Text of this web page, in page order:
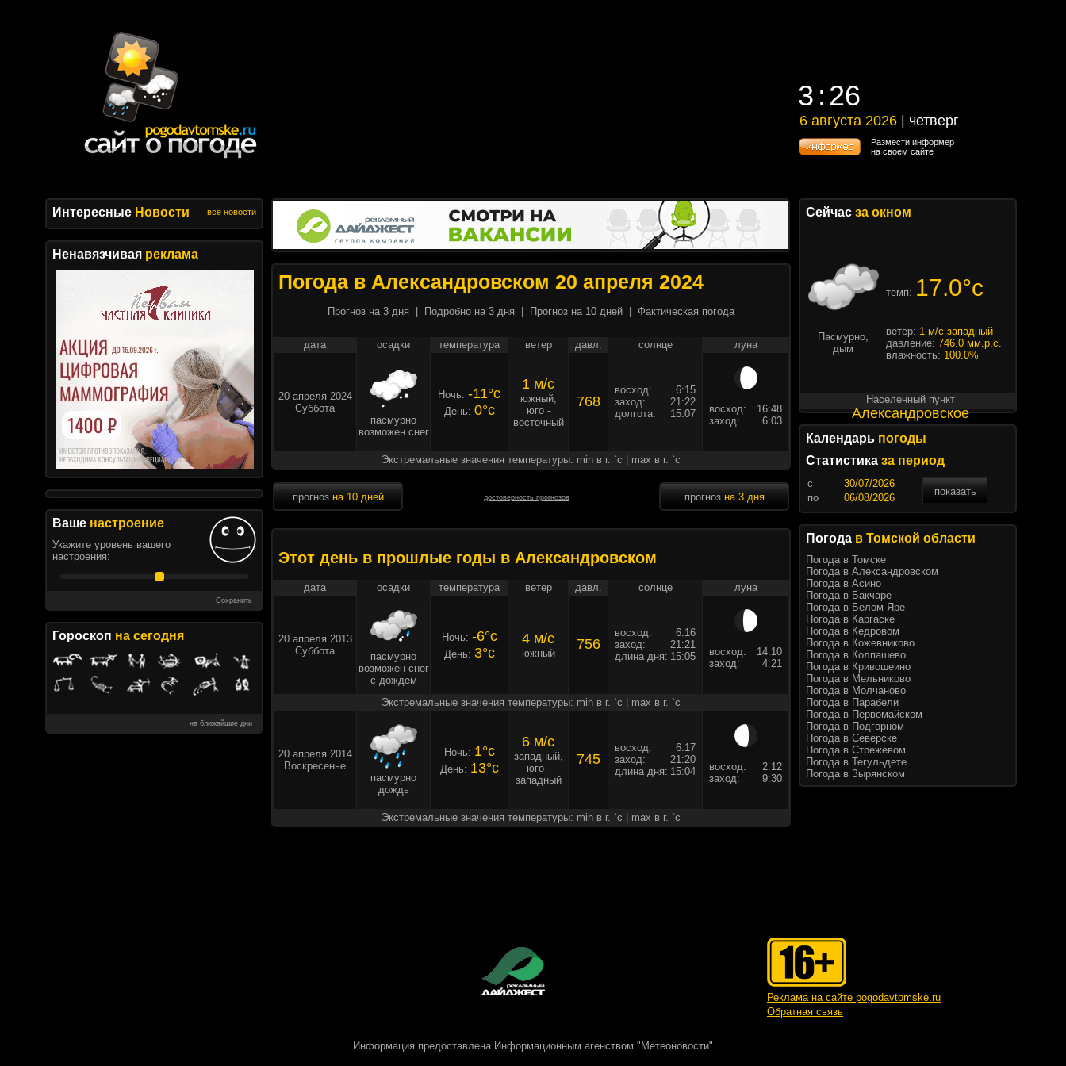
3 26
3 26
6 августа 2026 | четверг
6 августа 2026 | четверг
Размести информер
на своем сайте
Интересные Новости все новости
Ненавязчивая реклама
Ваше настроение
Укажите уровень вашего
настроения:
Сохранить
Гороскоп на сегодня
на ближайшие дни
Погода в Александровском 20 апреля 2024
Прогноз на 3 дня Подробно на 3 дня Прогноз на 10 дней Фактическая погода
дата осадки температура ветер давл. солнце луна
20 апреля 2024
Суббота
пасмурно
возможен снег
Ночь: -11°c
День: 0°c
1 м/c
южный,
юго -
восточный
768
восход:
6:15
заход:
21:22
долгота:
15:07 восход:
16:48
заход:
6:03
Экстремальные значения температуры: min в г. `c | max в г. `c
прогноз на 10 дней достоверность прогнозов прогноз на 3 дня
Этот день в прошлые годы в Александровском
дата осадки температура ветер давл. солнце луна
20 апреля 2013
Суббота
пасмурно
возможен снег
с дождем
Ночь: -6°c
День: 3°c
4 м/c
южный
756
восход:
6:16
заход:
21:21
длина дня: 15:05 восход:
14:10
заход:
4:21
Экстремальные значения температуры: min в г. `c | max в г. `c
20 апреля 2014
Воскресенье
пасмурно
дождь
Ночь: 1°c
День: 13°c
6 м/c
западный,
юго -
западный
745
восход:
6:17
заход:
21:20
длина дня: 15:04 восход:
2:12
заход:
9:30
Экстремальные значения температуры: min в г. `c | max в г. `c
Сейчас за окном
темп: 17.0°c
Пасмурно,
дым
ветер: 1 м/с западный
давление: 746.0 мм.р.с.
влажность: 100.0%
Населенный пункт
Александровское
Календарь погоды
Статистика за период
c
показать
по
Погода в Томской области
Погода в Томске
Погода в Александровском
Погода в Асино
Погода в Бакчаре
Погода в Белом Яре
Погода в Каргаске
Погода в Кедровом
Погода в Кожевниково
Погода в Колпашево
Погода в Кривошеино
Погода в Мельниково
Погода в Молчаново
Погода в Парабели
Погода в Первомайском
Погода в Подгорном
Погода в Северске
Погода в Стрежевом
Погода в Тегульдете
Погода в Зырянском
Реклама на сайте pogodavtomske.ru
Обратная связь
Информация предоставлена Информационным агенством "Метеоновости"